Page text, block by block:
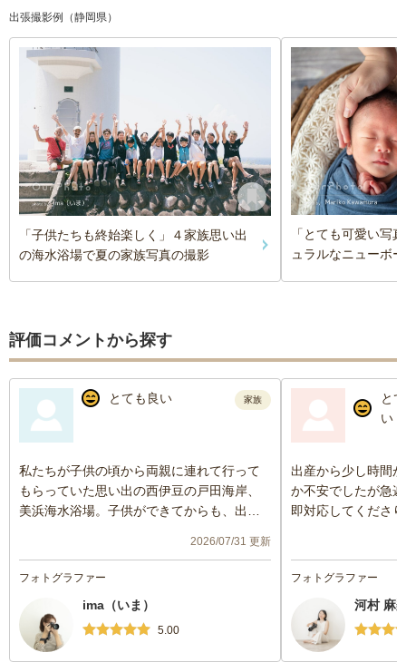
出張撮影例（静岡県）
「子供たちも終始楽しく」４家族思い出
の海水浴場で夏の家族写真の撮影
「とても可愛い写
ュラルなニューボ
評価コメントから探す
とても良い 家族
私たちが子供の頃から両親に連れて行って
もらっていた思い出の西伊豆の戸田海岸、
美浜海水浴場。子供ができてからも、出来
生になる子もいて、これからはなかなか一
緒に付いて来てくれないから「今年はみん
なで行きたいね」と話していました。
2026/07/31 更新
フォトグラファー
ima（いま）
5.00
と
い
出産から少し時間
か不安でしたが急
即対応してくださ
やしてくれたり、
仕上がりでした！
フォトグラファー
河村 麻